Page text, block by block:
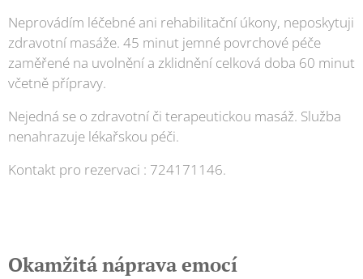
Neprovádím léčebné ani rehabilitační úkony, neposkytuji
zdravotní masáže. 45 minut jemné povrchové péče
zaměřené na uvolnění a zklidnění celková doba 60 minut
včetně přípravy.
Nejedná se o zdravotní či terapeutickou masáž. Služba
nenahrazuje lékařskou péči.
Kontakt pro rezervaci : 724171146.
Okamžitá náprava emocí